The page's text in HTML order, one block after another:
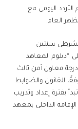
اليومى مع
العام.
سنتين
“دبلوم المعاهد
معاون أمن ثالث
للقانون والضوابط
بفترة إعداد وتدريب
الداخلى بمعهد